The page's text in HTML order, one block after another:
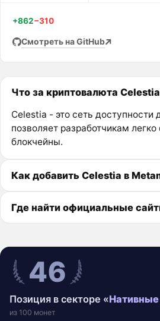
+862−310
Смотреть на GitHub
Что за криптовалюта
Celestia - это сеть доступности
позволяет разработчикам
блокчейны.
Как добавить Celestia в
Где найти официальные
46
Позиция в секторе «
из 100 монет